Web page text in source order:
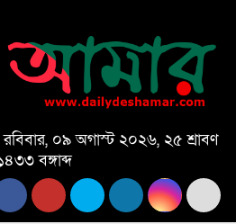
০৯ অগাস্ট ২০২৬, ২৫ শ্রাবণ
বঙ্গাব্দ